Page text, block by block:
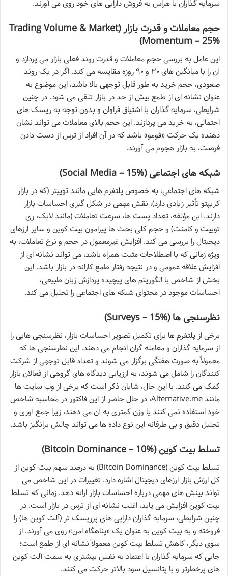
سرمایه گذاران با هراس به فروش دارایی های خود روی می آورند.
حجم معاملات و قدرت بازار (Trading Volume & Market
Momentum – 25%)
این عامل به بررسی حجم معاملات و قدرت روند فعلی بازار می پردازد و
آن را با میانگین های ۳۰ و ۹۰ روزه مقایسه می کند. اگر در یک روند
صعودی، حجم خرید به طور قابل توجهی بالا باشد، این موضوع به
عنوان نشانه ای از طمع بیش از حد در بازار تلقی می شود. در چنین
شرایطی، سرمایه گذاران با اشتیاق فراوان و بدون توجه به ریسک های
احتمالی، به خرید می پردازند. این حجم بالای معاملات می تواند نشان
دهنده یک حرکت «فومو» باشد که در آن افراد از ترس از دست دادن
فرصت، به بازار هجوم می آورند.
شبکه های اجتماعی (Social Media – 15%)
شبکه های اجتماعی، به خصوص پلتفرم هایی مانند توییتر (که در بازار
کریپتو تأثیر زیادی دارد)، نقش مهمی در شکل گیری احساسات بازار
دارند. این مؤلفه، تعداد پست ها، سرعت تعاملات (مانند لایک، ری
توییت و کامنت) و حجم کلی بحث ها پیرامون بیت کوین و سایر ارزهای
دیجیتال را بررسی می کند. افزایش غیرمعمول در حجم و نرخ تعاملات، به
ویژه زمانی که با اصطلاحات مثبت همراه باشد، می تواند نشانه ای از
افزایش علاقه عمومی و در نتیجه رفتار طمع کارانه در بازار باشد. این
بخش از شاخص با الگوریتم های پیچیده پردازش زبان طبیعی،
احساسات موجود در محتوای شبکه های اجتماعی را تحلیل می کند.
نظرسنجی ها (Surveys – 15%)
برخی از پلتفرم ها برای تکمیل تصویر احساسات بازار، نظرسنجی هایی را
از سرمایه گذاران و معامله گران انجام می دهند. این نظرسنجی ها که
معمولاً به صورت هفتگی برگزار می شوند و تعداد قابل توجهی از شرکت
کنندگان را شامل می شوند، به ارزیابی دیدگاه های گروهی از فعالان بازار
کمک می کنند. با این حال، شایان ذکر است که برخی از وب سایت ها
مانند Alternative.me، در حال حاضر از این فاکتور در محاسبه شاخص
خود استفاده نمی کنند یا وزن کمتری به آن می دهند، زیرا جمع آوری و
تحلیل دقیق و بی طرفانه این نوع داده ها می تواند چالش برانگیز باشد.
تسلط بیت کوین (Bitcoin Dominance – 10%)
تسلط بیت کوین (Bitcoin Dominance) به درصد سهم بیت کوین از
کل ارزش بازار ارزهای دیجیتال اشاره دارد. تغییرات در این شاخص می
تواند بینش های مهمی درباره احساسات بازار ارائه دهد. زمانی که تسلط
بیت کوین افزایش می یابد، اغلب نشانه ای از ترس در بازار است. در
چنین شرایطی، سرمایه گذاران دارایی های پرریسک تر (آلت کوین ها) را
فروخته و به بیت کوین به عنوان یک «پناهگاه امن» روی می آورند. از
سوی دیگر، کاهش تسلط بیت کوین معمولاً نشانه ای از طمع است؛
جایی که سرمایه گذاران با اعتماد به نفس بیشتری به سمت آلت کوین
های پرخطرتر و با پتانسیل سود بالاتر حرکت می کنند.